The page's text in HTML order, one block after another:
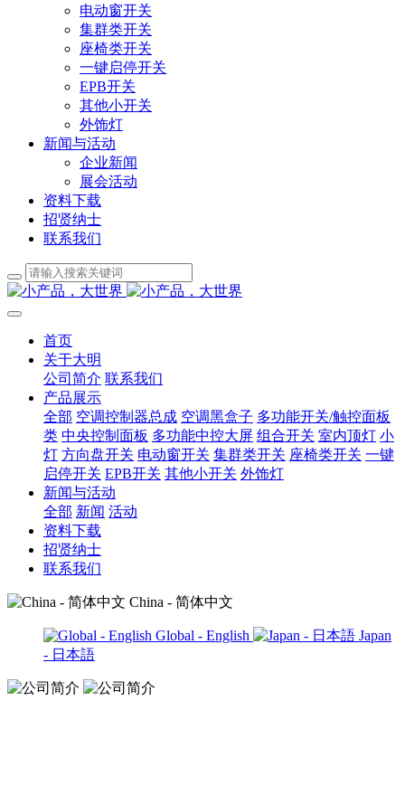
电动窗开关
集群类开关
座椅类开关
一键启停开关
EPB开关
其他小开关
外饰灯
新闻与活动
企业新闻
展会活动
资料下载
招贤纳士
联系我们
首页
关于大明
公司简介 联系我们
产品展示
全部 空调控制器总成 空调黑盒子 多功能开关/触控面板
类 中央控制面板 多功能中控大屏 组合开关 室内顶灯 小
灯 方向盘开关 电动窗开关 集群类开关 座椅类开关 一键
启停开关 EPB开关 其他小开关 外饰灯
新闻与活动
全部 新闻 活动
资料下载
招贤纳士
联系我们
China - 简体中文
Global - English
Japan
- 日本語